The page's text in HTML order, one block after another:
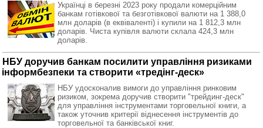
Українці в березні 2023 року продали комерційним
банкам готівкової та безготівкової валюти на 1 388,0
млн доларів (в еквіваленті) і купили на 1 812,3 млн
доларів. Чиста купівля валюти склала 424,3 млн
доларів.
НБУ доручив банкам посилити управління ризиками
інформбезпеки та створити «тредінг-деск»
НБУ удосконалив вимоги до управління ринковим
ризиком, зокрема доручив створити "трейдинг-деск"
для управління інструментами торговельної книги, а
також уточнив критерії віднесення інструментів до
торговельної та банківської книг.